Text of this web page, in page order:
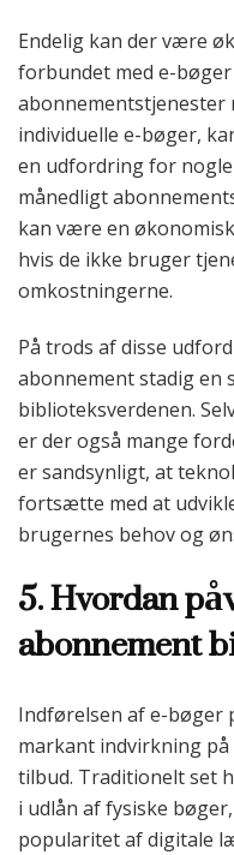
Endelig kan der være
forbundet med e-
abonnementstjenester
individuelle e-bøger,
en udfordring for
månedligt
kan være en
hvis de ikke bruger
omkostningerne.
På trods af disse
abonnement stadig en
biblioteksverdenen.
er der også mange
er sandsynligt, at
fortsætte med at
brugernes behov og
5. Hvordan
abonnement
Indførelsen af e-bøger
markant indvirkning
tilbud. Traditionelt set
i udlån af fysiske
popularitet af digitale